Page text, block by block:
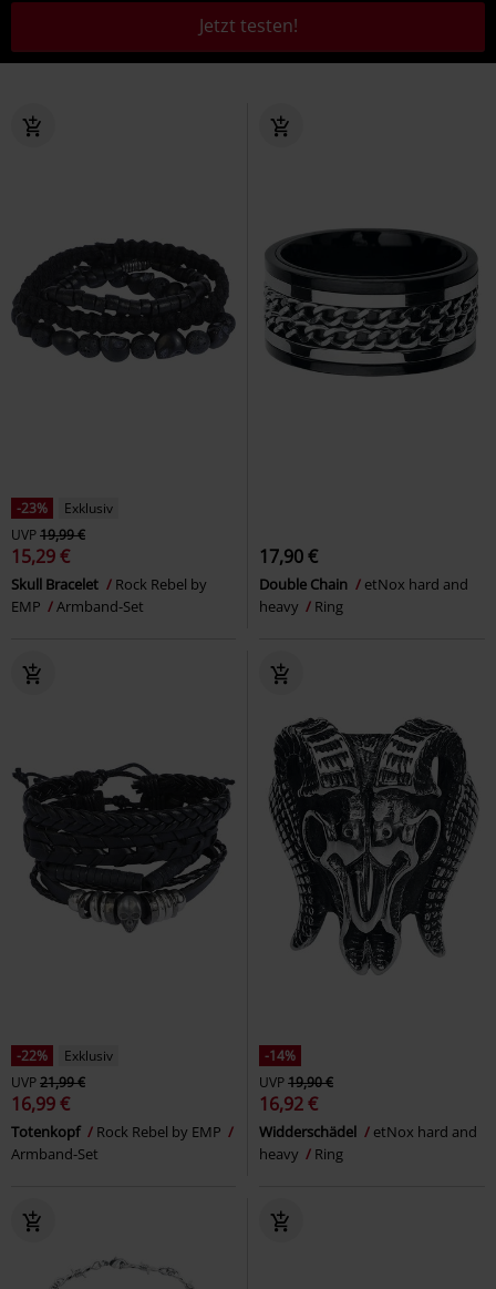
Jetzt testen!
-23%
Exklusiv
UVP19,99 €
15,29 €
Skull Bracelet
Rock Rebel by
EMP
Armband-Set
17,90 €
Double Chain
etNox hard and
heavy
Ring
-22%
Exklusiv
UVP21,99 €
16,99 €
Totenkopf
Rock Rebel by EMP
Armband-Set
-14%
UVP19,90 €
16,92 €
Widderschädel
etNox hard and
heavy
Ring